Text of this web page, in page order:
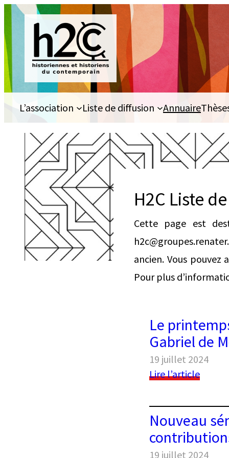
Aller
au
contenu
L’association Liste de diffusion Annuaire
H2C Liste
Cette page est
ancien. Vous
Pour plus
Le
Gabriel de
19 juillet 2024
Lire l’article:
de
Autour
Nouveau
19 juillet 2024